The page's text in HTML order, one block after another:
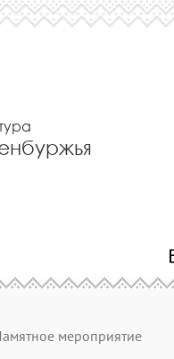
мероприятие